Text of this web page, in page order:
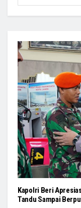
Kapolri Beri
Tandu Sampai